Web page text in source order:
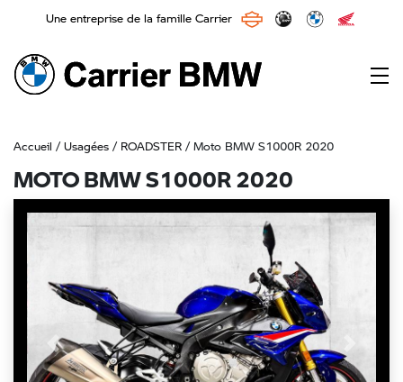
Une entreprise de la famille Carrier
Main Navigation
Accueil /Usagées / ROADSTER / Moto BMW S1000R 2020
MOTO BMW S1000R 2020
Previous Next